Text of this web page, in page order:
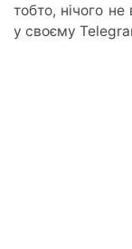
тобто, нічого
у своєму